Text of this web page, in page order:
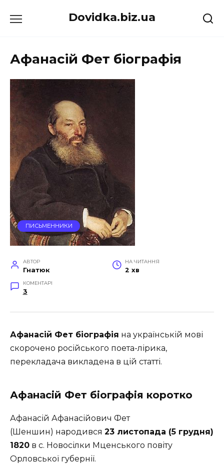
до
Dovidka.biz.ua
Афанасій Фет біографія
ПИСЬМЕННИКИ
АВТОР
Гнатюк
НА ЧИТАННЯ
2 хв
КОМЕНТАРІ
3
Афанасій Фет біографія на українській мові
скорочено російського поета-лірика,
перекладача викладена в цій статті.
Афанасій Фет біографія коротко
Афанасій Афанасійович Фет
(Шеншин) народився 23 листопада (5 грудня)
1820 в с. Новосілки Мценського повіту
Орловської губернії.